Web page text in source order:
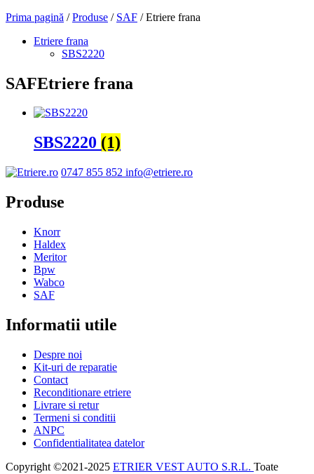
Prima pagină /Produse / SAF / Etriere frana
Etriere frana
SBS2220
SAFEtriere frana
SBS2220 (1)
0747 855 852 info@etriere.ro
Produse
Knorr
Haldex
Meritor
Bpw
Wabco
SAF
Informatii utile
Despre noi
Kit-uri de reparatie
Contact
Reconditionare etriere
Livrare si retur
Termeni si conditii
ANPC
Confidentialitatea datelor
Copyright ©2021-2025 ETRIER VEST AUTO S.R.L. Toate